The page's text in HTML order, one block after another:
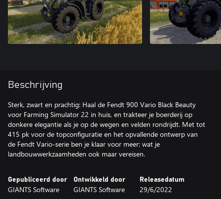
Beschrijving
Sterk, zwart en prachtig: Haal de Fendt 900 Vario Black Beauty
voor Farming Simulator 22 in huis, en trakteer je boerderij op
donkere elegantie als je op de wegen en velden rondrijdt. Met tot
415 pk voor de topconfiguratie en het opvallende ontwerp van
de Fendt Vario-serie ben je klaar voor meer: wat je
landbouwwerkzaamheden ook maar vereisen.
Gepubliceerd door
GIANTS Software
Ontwikkeld door
GIANTS Software
Releasedatum
29/6/2022